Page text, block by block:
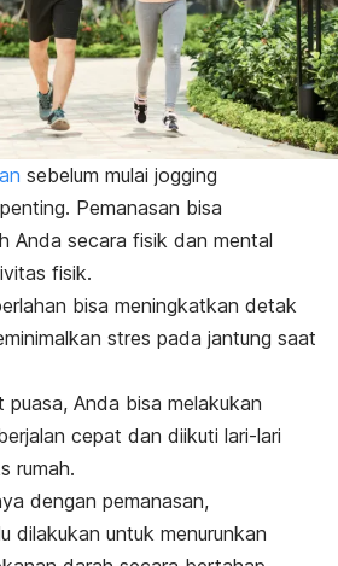
sebelum mulai jogging
Pemanasan bisa
Anda secara fisik dan mental
fisik.
bisa meningkatkan detak
stres pada jantung saat
puasa, Anda bisa melakukan
cepat dan diikuti lari-lari
rumah.
dengan pemanasan,
dilakukan untuk menurunkan